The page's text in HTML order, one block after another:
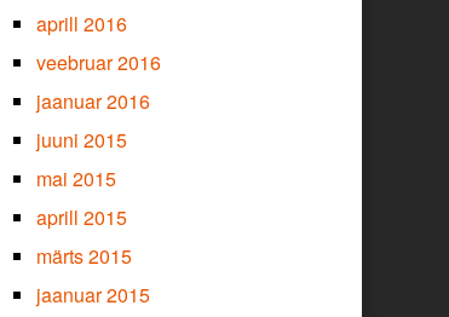
aprill 2016
veebruar 2016
jaanuar 2016
juuni 2015
mai 2015
aprill 2015
märts 2015
jaanuar 2015